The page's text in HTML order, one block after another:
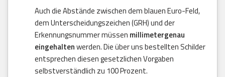
Auch die Abstände zwischen dem blauen Euro-Feld,
dem Unterscheidungszeichen (GRH) und der
Erkennungsnummer müssen millimetergenau
eingehaltenwerden. Die über uns bestellten Schilder
entsprechen diesen gesetzlichen Vorgaben
selbstverständlich zu 100 Prozent.